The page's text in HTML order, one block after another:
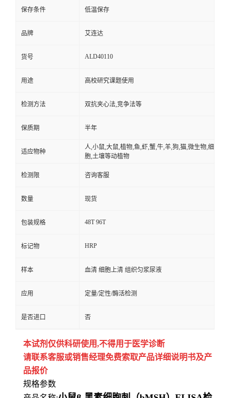
保存条件 低温保存
品牌 艾连达
货号 ALD40110
用途 高校研究课题使用
检测方法 双抗夹心法,竞争法等
保质期 半年
适应物种
人,小鼠,大鼠,植物,鱼,虾,蟹,牛,羊,狗,猫,微生物,细
胞,土壤等动植物
检测限 咨询客服
数量 现货
包装规格 48T 96T
标记物 HRP
样本 血清 细胞上清 组织匀浆尿液
应用 定量/定性/酶活检测
是否进口 否
本试剂仅供科研使用,不得用于医学诊断
请联系客服或销售经理免费索取产品详细说明书及产
品报价
规格参数